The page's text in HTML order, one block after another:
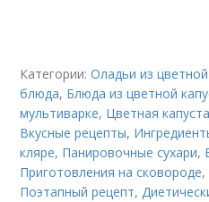
Категории:Оладьи из
блюда, Блюда из цветной
мультиварке, Цветная капуста
Вкусные рецепты,
кляре, Панировочные сухари,
Приготовления на сковороде,
Поэтапный рецепт,